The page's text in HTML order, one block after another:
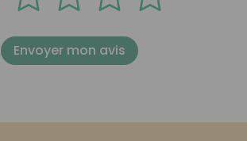
Envoyer mon avis